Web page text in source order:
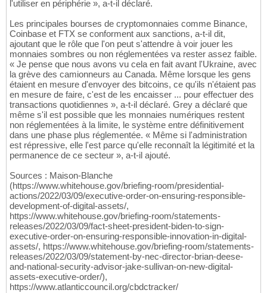
l'utiliser en périphérie », a-t-il déclaré.
Les principales bourses de cryptomonnaies comme Binance,
Coinbase et FTX se conforment aux sanctions, a-t-il dit,
ajoutant que le rôle que l'on peut s'attendre à voir jouer les
monnaies sombres ou non réglementées va rester assez faible.
« Je pense que nous avons vu cela en fait avant l'Ukraine, avec
la grève des camionneurs au Canada. Même lorsque les gens
étaient en mesure d'envoyer des bitcoins, ce qu'ils n'étaient pas
en mesure de faire, c'est de les encaisser ... pour effectuer des
transactions quotidiennes », a-t-il déclaré. Grey a déclaré que
même s'il est possible que les monnaies numériques restent
non réglementées à la limite, le système entre définitivement
dans une phase plus réglementée. « Même si l'administration
est répressive, elle l'est parce qu'elle reconnaît la légitimité et la
permanence de ce secteur », a-t-il ajouté.
Sources : Maison-Blanche
(https://www.whitehouse.gov/briefing-room/presidential-
actions/2022/03/09/executive-order-on-ensuring-responsible-
development-of-digital-assets/,
https://www.whitehouse.gov/briefing-room/statements-
releases/2022/03/09/fact-sheet-president-biden-to-sign-
executive-order-on-ensuring-responsible-innovation-in-digital-
assets/, https://www.whitehouse.gov/briefing-room/statements-
releases/2022/03/09/statement-by-nec-director-brian-deese-
and-national-security-advisor-jake-sullivan-on-new-digital-
assets-executive-order/),
https://www.atlanticcouncil.org/cbdctracker/